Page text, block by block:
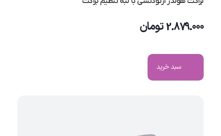
2.879.000تومان
سبد خرید